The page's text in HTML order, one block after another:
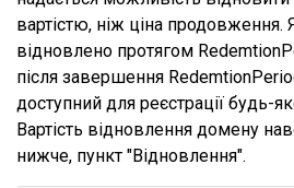
вартістю, ніж ціна
відновлено протягом
після завершення
доступний для реєстрації будь-
Вартість відновлення домену
нижче, пункт "Відновлення".